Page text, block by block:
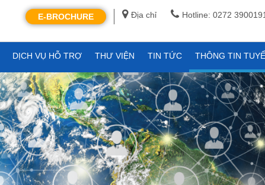
Địa chỉ Hotline: 0272 3900191
E-BROCHURE
DỊCH VỤ HỖ TRỢ THƯ VIỆN TIN TỨC THÔNG TIN